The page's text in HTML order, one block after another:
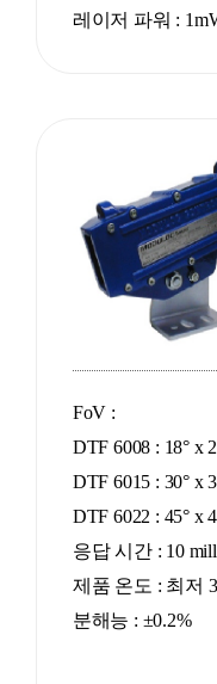
레이저 파워 :
FoV :
DTF 6008 : 18° x
DTF 6015 : 30° x
DTF 6022 : 45° x
응답 시간 : 10
제품 온도 : 최저
분해능 : ±0.2%